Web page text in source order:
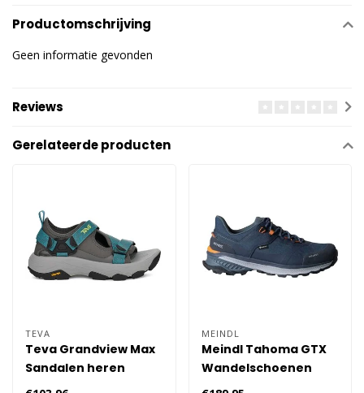
Productomschrijving
Geen informatie gevonden
Reviews
Gerelateerde producten
TEVA
Teva Grandview Max
Sandalen heren
MEINDL
Meindl Tahoma GTX
Wandelschoenen
Heren